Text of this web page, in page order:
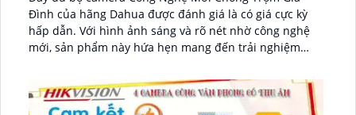
Đình của hãng Dahua được đánh giá là có giá cực kỳ
hấp dẫn. Với hình ảnh sáng và rõ nét nhờ công nghệ
mới, sản phẩm này hứa hẹn mang đến trải nghiệm